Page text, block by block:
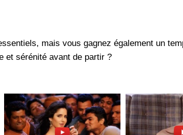
mais vous gagnez également un
et sérénité avant de partir ?